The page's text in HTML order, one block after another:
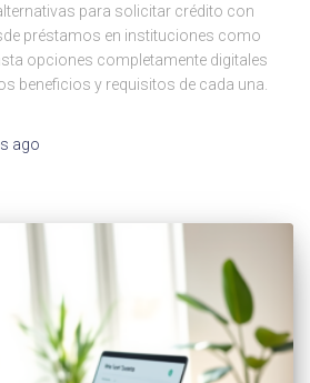
para solicitar crédito con
préstamos en instituciones como
opciones completamente digitales
beneficios y requisitos de cada una.
ago